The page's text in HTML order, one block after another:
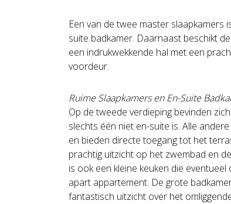
Een van de twee master slaapkamers
suite badkamer. Daarnaast beschikt
een indrukwekkende hal met een
voordeur.
Ruime Slaapkamers en En-Suite
Op de tweede verdieping bevinden
slechts één niet en-suite is. Alle
en bieden directe toegang tot het
prachtig uitzicht op het zwembad en
is ook een kleine keuken die
apart appartement. De grote
fantastisch uitzicht over het